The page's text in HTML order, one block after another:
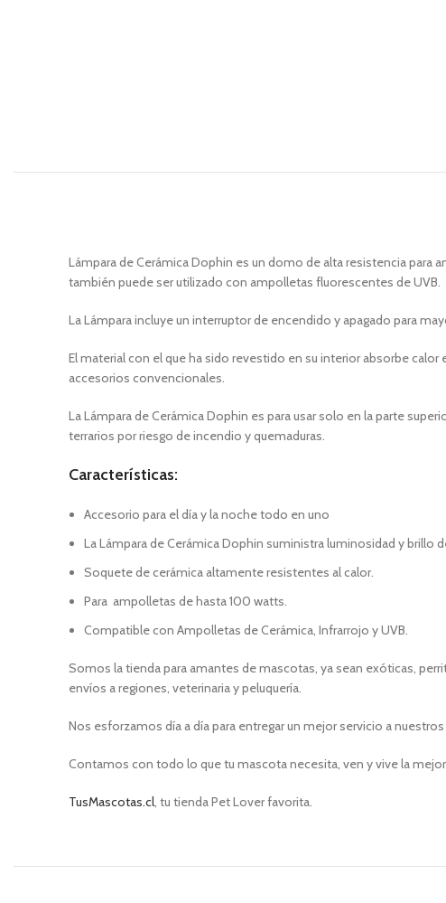
Lámpara de Cerámica Dophin es un domo de alta resistencia
también puede ser utilizado con ampolletas fluorescentes de UVB.
La Lámpara incluye un interruptor de encendido y apagado para
El material con el que ha sido revestido en su interior absorbe
accesorios convencionales.
La Lámpara de Cerámica Dophin es para usar solo en la parte
terrarios por riesgo de incendio y quemaduras.
Características:
Accesorio para el día y la noche todo en uno
La Lámpara de Cerámica Dophin suministra luminosidad y brillo
Soquete de cerámica altamente resistentes al calor.
Para ampolletas de hasta 100 watts.
Compatible con Ampolletas de Cerámica, Infrarrojo y UVB.
Somos la tienda para amantes de mascotas, ya sean exóticas,
envíos a regiones, veterinaria y peluquería.
Nos esforzamos día a día para entregar un mejor servicio a
Contamos con todo lo que tu mascota necesita, ven y vive la
TusMascotas.cl, tu tienda Pet Lover favorita.